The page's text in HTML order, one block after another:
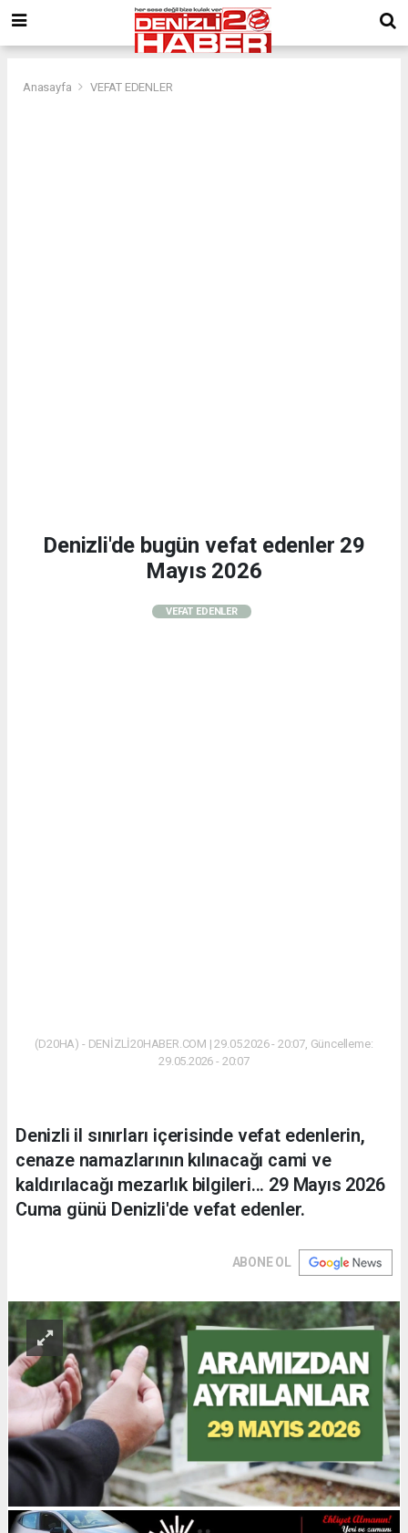
Anasayfa VEFAT EDENLER
Denizli'de bugün vefat edenler 29
Mayıs 2026
VEFAT EDENLER
(D20HA) - DENİZLİ20HABER.COM | 29.05.2026 - 20:07, Güncelleme:
29.05.2026 - 20:07
Denizli il sınırları içerisinde vefat edenlerin,
cenaze namazlarının kılınacağı cami ve
kaldırılacağı mezarlık bilgileri... 29 Mayıs 2026
Cuma günü Denizli'de vefat edenler.
ABONE OL